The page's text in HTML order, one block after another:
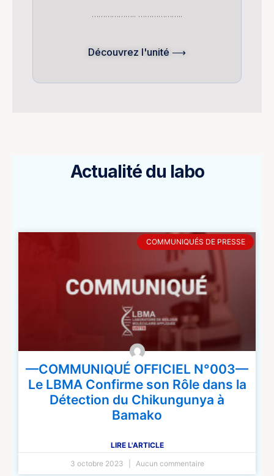
……………….. ………………..
Découvrez l'unité ⟶
Actualité du labo
COMMUNIQUÉS DE PRESSE
—COMMUNIQUÉ OFFICIEL N°003—
Le LBMA Confirme son Rôle dans la
Détection du Chikungunya à
Bamako
LIRE L'ARTICLE
3 octobre 2023
Aucun commentaire